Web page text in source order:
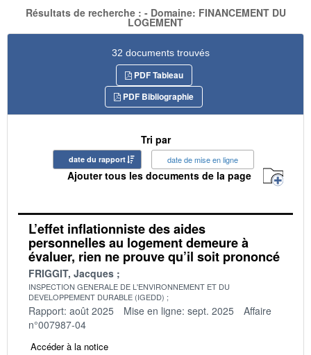
Résultats de recherche : - Domaine: FINANCEMENT DU
LOGEMENT
32 documents trouvés
PDF Tableau
PDF Bibliographie
Tri par
date du rapport date de mise en ligne
Ajouter tous les documents de la page
L’effet inflationniste des aides
personnelles au logement demeure à
évaluer, rien ne prouve qu’il soit prononcé
FRIGGIT, Jacques
INSPECTION GENERALE DE L'ENVIRONNEMENT ET DU
DEVELOPPEMENT DURABLE (IGEDD)
Rapport: août 2025 Mise en ligne: sept. 2025
Affaire
n°007987-04
Accéder à la notice